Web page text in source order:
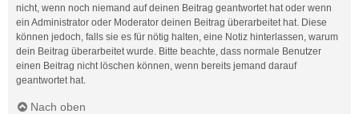
nicht, wenn noch niemand auf deinen Beitrag geantwortet hat oder wenn
ein Administrator oder Moderator deinen Beitrag überarbeitet hat. Diese
können jedoch, falls sie es für nötig halten, eine Notiz hinterlassen, warum
dein Beitrag überarbeitet wurde. Bitte beachte, dass normale Benutzer
einen Beitrag nicht löschen können, wenn bereits jemand darauf
geantwortet hat.
Nach oben